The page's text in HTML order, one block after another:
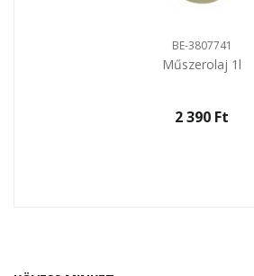
BE-3807741
Műszerolaj 1l
2 390 Ft‎